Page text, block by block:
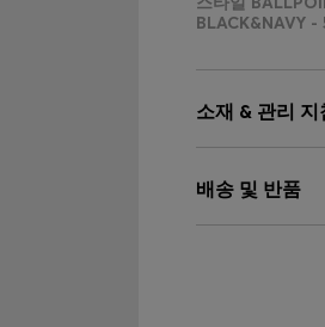
BLACK&NAVY -
소재 & 관리 지
배송 및 반품